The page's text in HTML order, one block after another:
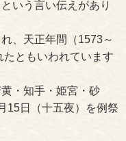
いう言い伝えがあり
、天正年間（1573～
ともいわれています
・知手・姫宮・砂
15日（十五夜）を例祭